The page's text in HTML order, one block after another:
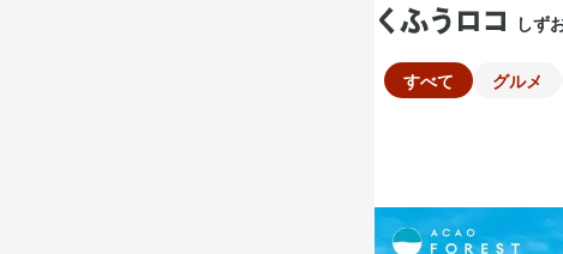
しず
すべて グルメ